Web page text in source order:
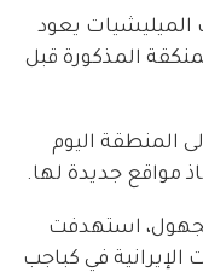
يعود
المذكورة قبل
المنطقة اليوم
استهدفت
في كباجب